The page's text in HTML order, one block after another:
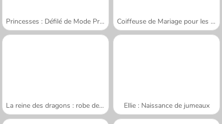
Princesses : Défilé de Mode Printanier Coiffeuse de Mariage pour les Princesses
La reine des dragons : robe de mariée Ellie : Naissance de jumeaux